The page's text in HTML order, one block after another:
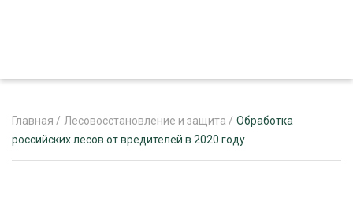
Главная / Лесовосстановление и защита / Обработка
российских лесов от вредителей в 2020 году